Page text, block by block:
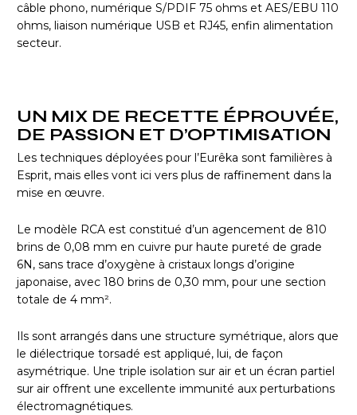
câble phono, numérique S/PDIF 75 ohms et AES/EBU 110
ohms, liaison numérique USB et RJ45, enfin alimentation
secteur.
UN MIX DE RECETTE ÉPROUVÉE,
DE PASSION ET D’OPTIMISATION
Les techniques déployées pour l’Eurêka sont familières à
Esprit, mais elles vont ici vers plus de raffinement dans la
mise en œuvre.
Le modèle RCA est constitué d’un agencement de 810
brins de 0,08 mm en cuivre pur haute pureté de grade
6N, sans trace d’oxygène à cristaux longs d’origine
japonaise, avec 180 brins de 0,30 mm, pour une section
totale de 4 mm².
Ils sont arrangés dans une structure symétrique, alors que
le diélectrique torsadé est appliqué, lui, de façon
asymétrique. Une triple isolation sur air et un écran partiel
sur air offrent une excellente immunité aux perturbations
électromagnétiques.